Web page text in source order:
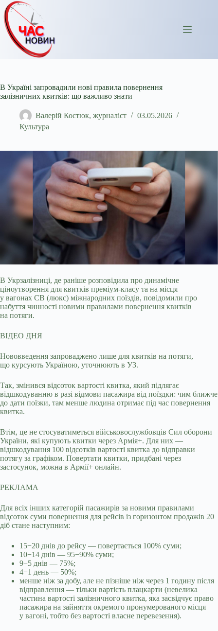
Перейти
до
вмісту
В Україні запровадили нові правила повернення
залізничних квитків: що важливо знати
Валерій Костюк, журналіст
03.05.2026
Культура
В Укрзалізниці, де раніше розповідила про динамічне
ціноутворення для квитків преміум-класу та на місця
у вагонах СВ (люкс) міжнародних поїздів, повідомили про
набуття чинності новими правилами повернення квитків
на потяги.
ВІДЕО ДНЯ
Нововведення запроваджено лише для квитків на потяги,
що курсують Україною, уточнюють в УЗ.
Так, змінився відсоток вартості квитка, який підлягає
відшкодуванню в разі відмови пасажира від поїздки: чим ближче
до дати поїзки, там менше людина отримає під час повернення
квитка.
Втім, це не стосуватиметься військовослужбовців Сил оборони
України, які купують квитки через Армія+. Для них —
відшкодування 100 відсотків вартості квитка до відправки
потягу за графіком. Повертати квитки, придбані через
застосунок, можна в Армії+ онлайн.
РЕКЛАМА
Для всіх інших категорій пасажирів за новими правилами
відсоток суми повернення для рейсів із горизонтом продажів 20
діб стане наступним:
15−20 днів до рейсу — повертається 100% суми;
10−14 днів — 95−90% суми;
9−5 днів — 75%;
4−1 день — 50%;
менше ніж за добу, але не пізніше ніж через 1 годину після
відправлення — тільки вартість плацкарти (невелика
частина вартості залізничного квитка, яка засвідчує право
пасажира на зайняття окремого пронумерованого місця
у вагоні, тобто без вартості власне перевезення).